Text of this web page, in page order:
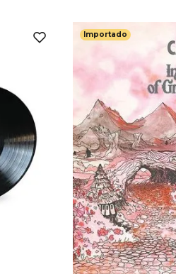
Importado